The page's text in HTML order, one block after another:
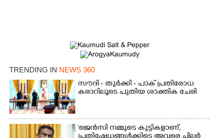
TRENDING IN NEWS 360
സൗദി - തുർക്കി - പാക് പ്രതിരോധ
കരാറിലൂടെ പുതിയ ശാക്തിക ചേരി
'ജെൻസി നമ്മുടെ കുട്ടികളാണ്,